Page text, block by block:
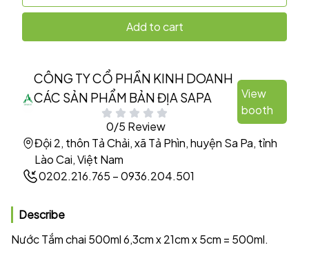
Add to cart
CÔNG TY CỔ PHẦN KINH DOANH
CÁC SẢN PHẨM BẢN ĐỊA SAPA
0/5 Review
View
booth
Đội 2, thôn Tả Chải, xã Tả Phìn, huyện Sa Pa, tỉnh
Lào Cai, Việt Nam
0202.216.765 – 0936.204.501
Describe
Nước Tắm chai 500ml 6,3cm x 21cm x 5cm = 500ml.